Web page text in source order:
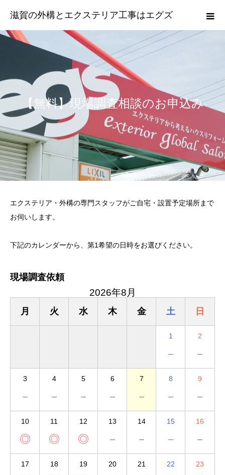
滋賀の外構とエクステリア工事はエグズ
【無料】現場調査相談のお申込み
エクステリア・外構の専門スタッフがご自宅・設置予定場所まで
お伺いします。
下記のカレンダーから、第1希望の日時をお選びください。
現場調査依頼
2026年8月
月 火 水 木 金 土 日
1
－
2
－
3
－
4
－
5
－
6
－
7
－
8
－
9
－
10
◎
11
◎
12
◎
13
－
14
－
15
－
16
－
17 18 19 20 21 22 23